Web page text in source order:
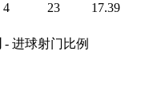
4 23
17.39
- 进球射门比例